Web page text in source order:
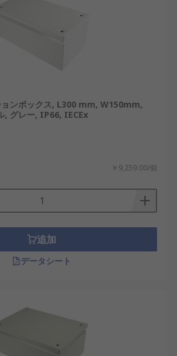
ョンボックス, L300 mm, W150mm,
, グレー, IP66, IECEx
￥9,259.00/個
追加
データシート